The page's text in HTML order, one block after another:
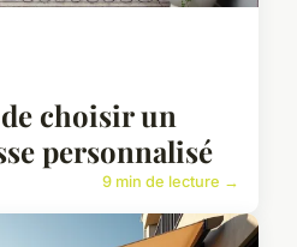
choisir un
personnalisé
9 min de lecture →